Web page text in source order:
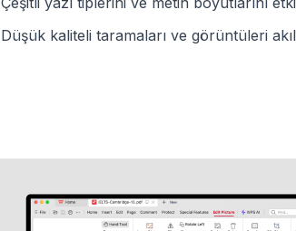
Düşük kaliteli taramaları ve görüntüleri